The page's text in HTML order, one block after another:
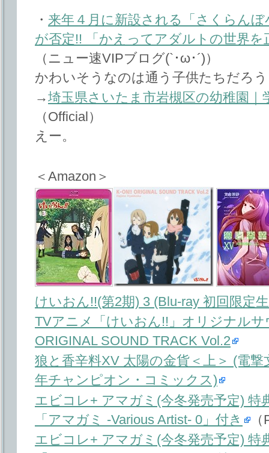
・ 来年４月に新設される「さくらん
が否定!! 「かえってアダルトの世界
（ニュー速VIPブログ(`･ω･´)）
かわいそうなのは通う子供たちだろ
→埼玉県さいたま市岩槻区の幼稚園
（Official）
えー。
＜Amazon＞
けいおん!!(第2期) 3 (Blu-ray 初回限定
TVアニメ「けいおん!!」オリジナル
ORIGINAL SOUND TRACK Vol.2
狼と香辛料XV 太陽の金貨＜上＞ (電撃
年チャンピオン・コミックス)
エビコレ+ アマガミ(今冬発売予定) 特
「アマガミ -Various Artist- 0」付き
エビコレ+ アマガミ(今冬発売予定) 特